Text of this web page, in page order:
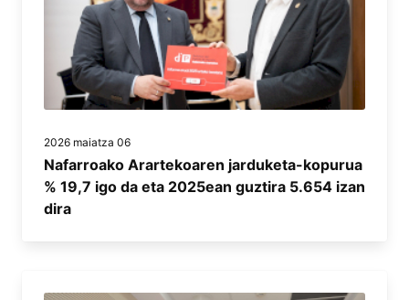
2026 maiatza 06
Nafarroako Arartekoaren jarduketa-kopurua
% 19,7 igo da eta 2025ean guztira 5.654 izan
dira